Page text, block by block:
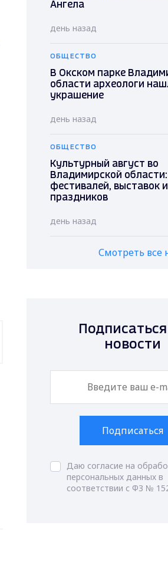
Ангела
день назад
ОБЩЕСТВО
В Окском парке
области археологи
украшение
день назад
ОБЩЕСТВО
Культурный август во
Владимирской
фестивалей, выставок и
праздников
день назад
Смотреть все
новости
Подписаться
Даю согласие на
персональных данных в
соответствии с ФЗ №